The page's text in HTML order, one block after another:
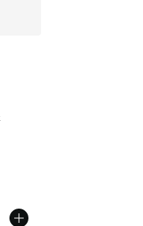
baisse de € 109,99 à